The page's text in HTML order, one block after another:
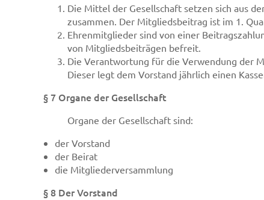
Die Mittel der Gesellschaft setzen sich aus
zusammen. Der Mitgliedsbeitrag ist im 1.
Ehrenmitglieder sind von einer
von Mitgliedsbeiträgen befreit.
Die Verantwortung für die Verwendung der
Dieser legt dem Vorstand jährlich einen
§ 7 Organe der Gesellschaft
Organe der Gesellschaft sind:
der Vorstand
der Beirat
die Mitgliederversammlung
§ 8 Der Vorstand